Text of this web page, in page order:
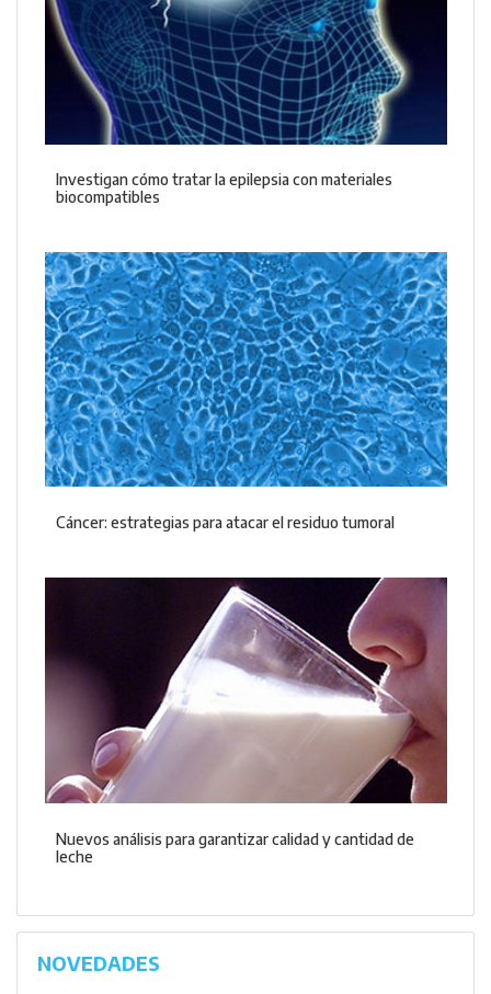
Investigan cómo tratar la epilepsia con materiales
biocompatibles
Cáncer: estrategias para atacar el residuo tumoral
Nuevos análisis para garantizar calidad y cantidad de
leche
NOVEDADES